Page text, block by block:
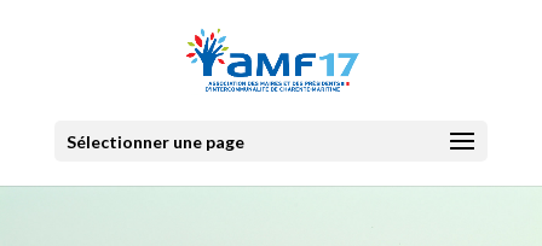
Sélectionner une page